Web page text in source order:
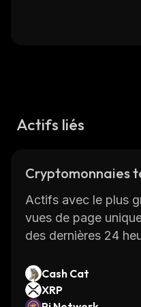
Actifs liés
Cryptomonnaies
Actifs avec le plus
vues de page
des dernières 24
Cash Cat
XRP